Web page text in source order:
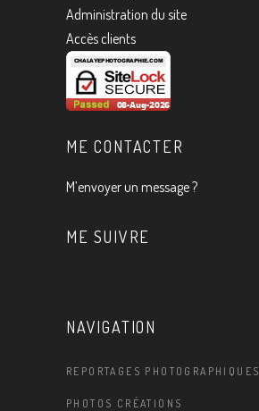
Administration du site
Accès clients
ME CONTACTER
M’envoyer un message ?
ME SUIVRE
NAVIGATION
REPORTAGES PHOTOGRAPHIQUES
PHOTOS CRÉATIONS